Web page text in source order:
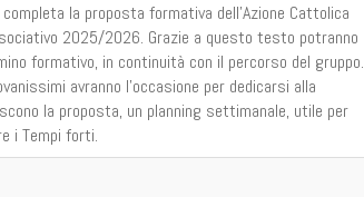
la proposta formativa dell’Azione Cattolica
2025/2026. Grazie a questo testo potranno
formativo, in continuità con il percorso del gruppo.
avranno l’occasione per dedicarsi alla
la proposta, un planning settimanale, utile per
i Tempi forti.